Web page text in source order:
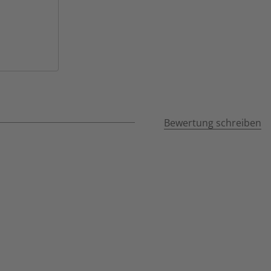
Bewertung schreiben